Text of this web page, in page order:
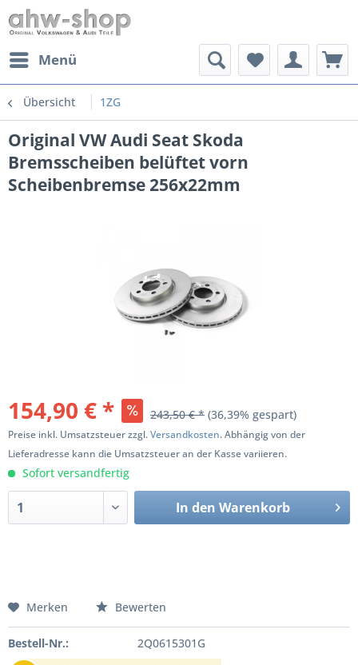
Menü
Übersicht 1ZG
Original VW Audi Seat Skoda
Bremsscheiben belüftet vorn
Scheibenbremse 256x22mm
154,90 € * 243,50 € * (36,39% gespart)
Preise inkl. Umsatzsteuer zzgl.Versandkosten. Abhängig von der
Lieferadresse kann die Umsatzsteuer an der Kasse variieren.
Sofort versandfertig
In den Warenkorb
Merken Bewerten
Bestell-Nr.: 2Q0615301G